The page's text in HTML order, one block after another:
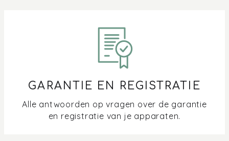
GARANTIE EN REGISTRATIE
Alle antwoorden op vragen over de garantie
en registratie van je apparaten.